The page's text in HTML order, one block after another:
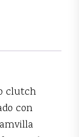
clutch
con